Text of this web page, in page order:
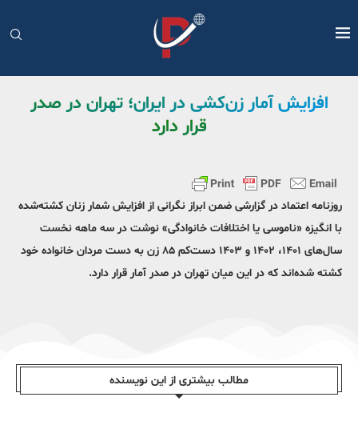
افزایش آمار زن‌کشی در ایران؛ تهران در صدر
قرار دارد
روزنامه اعتماد در گزارشی ضمن ابراز نگرانی از افزایش شمار زنان کشته‌شده
با انگیزه «ناموسی یا اختلافات خانوادگی» نوشت در سه ماهه نخست
سال‌های ۱۴۰۱، ۱۴۰۲ و ۱۴۰۳ دست‌‌کم ۸۵ زن به دست مردان خانواده خود
کشته شده‌اند که در این میان تهران در صدر آمار قرار دارد.
مطالب بیشتری از این نویسندە